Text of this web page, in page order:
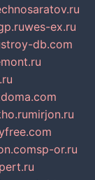
wes-ex.ru
stroy-db.com
mirjon.ru
sp-or.ru